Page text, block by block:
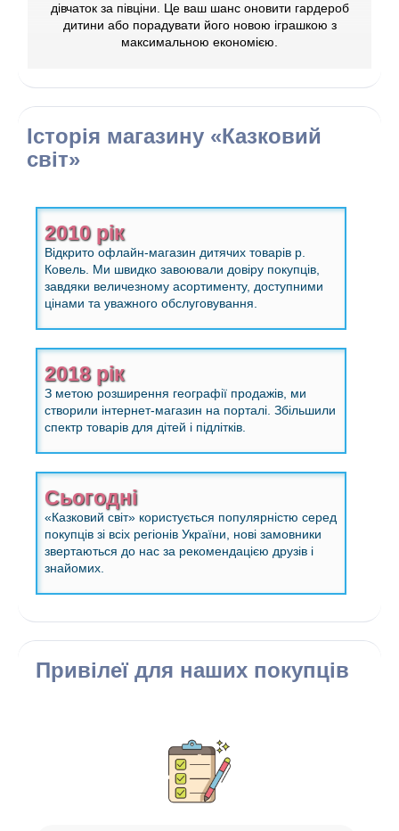
дівчаток за півціни. Це ваш шанс оновити гардероб
дитини або порадувати його новою іграшкою з
максимальною економією.
Історія магазину «Казковий
світ»
2010 рік
Відкрито офлайн-магазин дитячих товарів р.
Ковель. Ми швидко завоювали довіру покупців,
завдяки величезному асортименту, доступними
цінами та уважного обслуговування.
2018 рік
З метою розширення географії продажів, ми
створили інтернет-магазин на порталі. Збільшили
спектр товарів для дітей і підлітків.
Сьогодні
«Казковий світ» користується популярністю серед
покупців зі всіх регіонів України, нові замовники
звертаються до нас за рекомендацією друзів і
знайомих.
Привілеї для наших покупців